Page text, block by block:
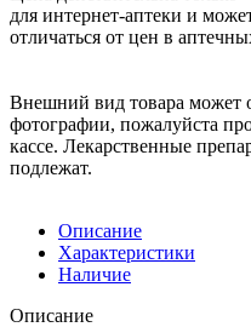
для интернет-аптеки и
отличаться от цен в
Внешний вид товара может
фотографии, пожалуйста
кассе. Лекарственные
подлежат.
Описание
Характеристики
Наличие
Описание